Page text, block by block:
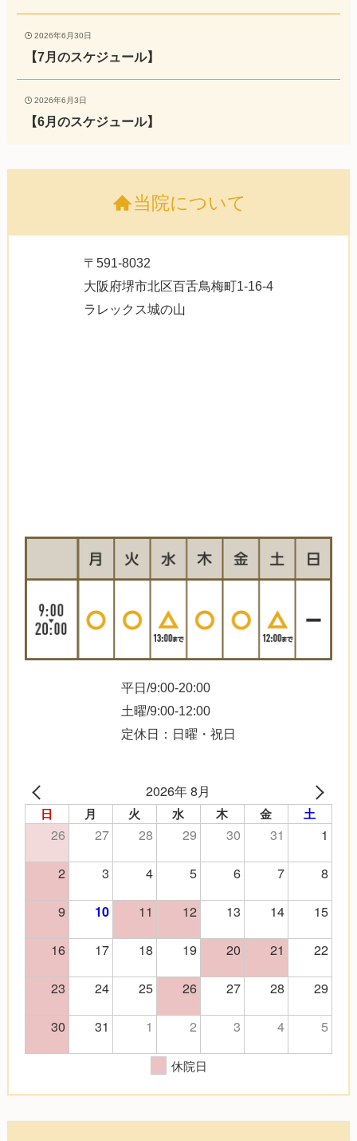
2026年6月30日
【7月のスケジュール】
2026年6月3日
【6月のスケジュール】
当院について
〒591-8032
大阪府堺市北区百舌鳥梅町1-16-4
ラレックス城の山
平日/9:00-20:00
土曜/9:00-12:00
定休日：日曜・祝日
2026年 8月
日 月 火 水 木 金 土
26 27 28 29 30 31
1
2
3 4 5 6 7
8
9
10 11 12 13 14
15
16
17 18 19 20 21
22
23
24 25 26 27 28
29
30
31 1 2 3 4 5
休院日